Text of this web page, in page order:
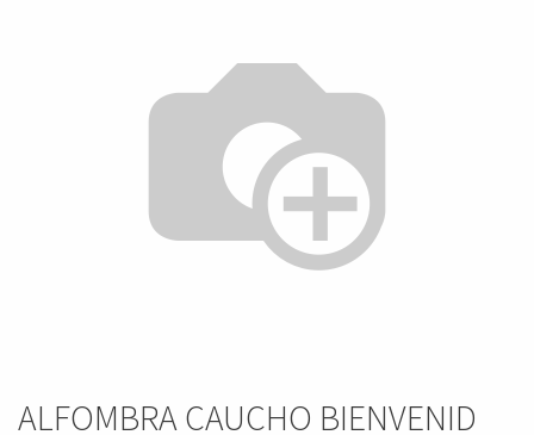
ALFOMBRA CAUCHO BIENVENID